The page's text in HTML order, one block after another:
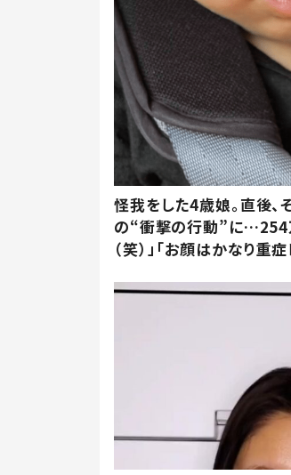
怪我をした4歳娘。直後
の“衝撃の行動”に…254
（笑）」「お顔はかなり重